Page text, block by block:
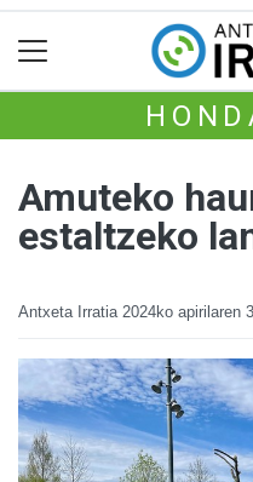
Amuteko
estaltzeko
Antxeta Irratia 2024ko apirilaren